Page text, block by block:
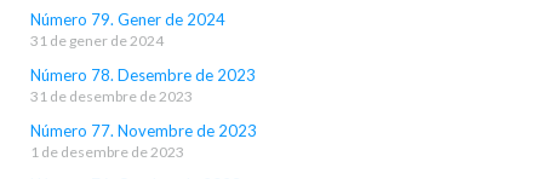
Número 79. Gener de 2024
31 de gener de 2024
Número 78. Desembre de 2023
31 de desembre de 2023
Número 77. Novembre de 2023
1 de desembre de 2023